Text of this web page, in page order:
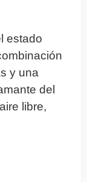
estado
y una
del
libre,